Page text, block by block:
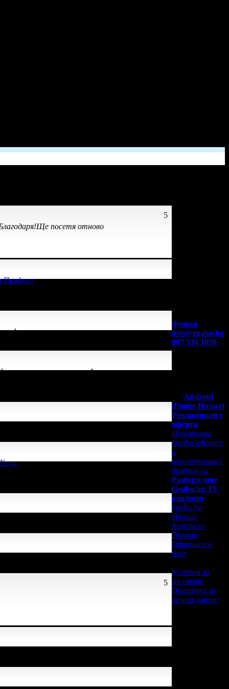
5
посетя отново
Перфект, защото е лоялен
успя да спести над 1
е лоялен клиент.
, защото е лоялен
е лоялен клиент.
клиент.
5
клиент.
Форма
info@grabo.bg
087 530 1090
Android
iPhone Huawei
Рекламирай с
оферта
Публикувай
Grabo оферта
и
популяризирай
бизнеса си
Разбери още
Grabo.bg TV
реклами
Grabo.bg
Начало
Контакти
Помощ
Официален
блог
Условия за
ползване
Политика за
лични данни